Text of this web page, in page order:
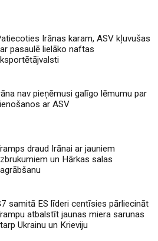
Irānas karam, ASV kļuvušas
pasaulē lielāko naftas
nav pieņēmusi galīgo lēmumu par
ar ASV
draud Irānai ar jauniem
un Hārkas salas
samitā ES līderi centīsies pārliecināt
atbalstīt jaunas miera sarunas
Ukrainu un Krieviju